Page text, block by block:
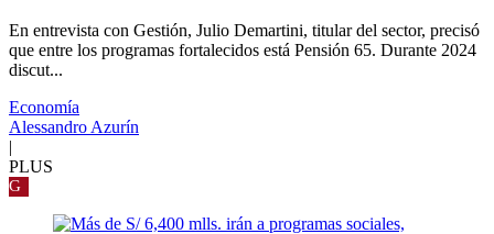
En entrevista con Gestión, Julio Demartini, titular del sector, precisó
que entre los programas fortalecidos está Pensión 65. Durante 2024
discut...
Economía
Alessandro Azurín
|
PLUS
G